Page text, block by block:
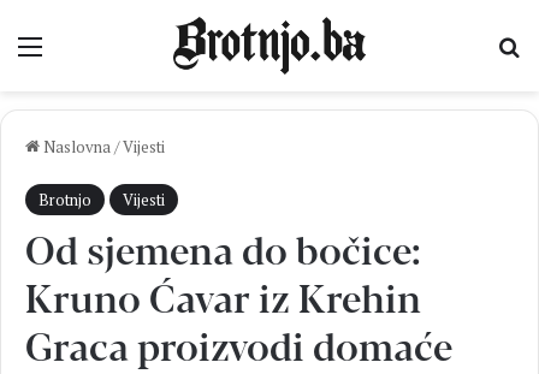
Izbornik
Naslovna/Vijesti
Brotnjo Vijesti
Od sjemena do bočice:
Kruno Ćavar iz Krehin
Graca proizvodi domaće